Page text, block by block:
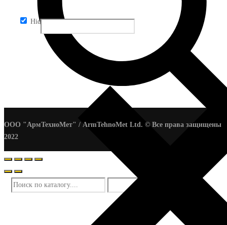
Hidden label
ООО "АрмТехноМет" / ArmTehnoMet Ltd. © Все права защищены
2022